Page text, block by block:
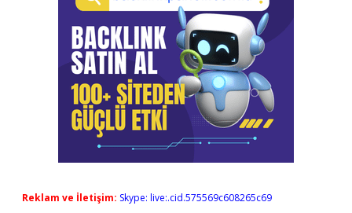
Reklam ve İletişim: Skype: live:.cid.575569c608265c69